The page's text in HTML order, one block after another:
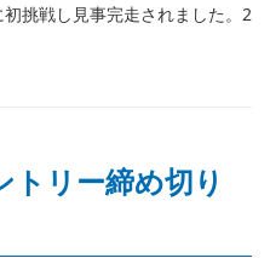
挑戦し見事完走されました。2
トリー締め切り